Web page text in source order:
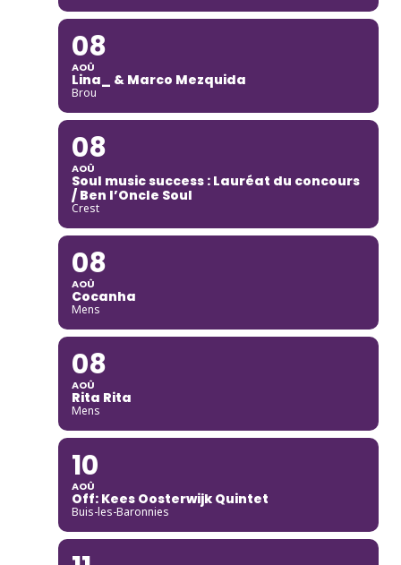
08
AOÛ
Lina_ & Marco Mezquida
Brou
08
AOÛ
Soul music success : Lauréat du concours
/ Ben l’Oncle Soul
Crest
08
AOÛ
Cocanha
Mens
08
AOÛ
Rita Rita
Mens
10
AOÛ
Off: Kees Oosterwijk Quintet
Buis-les-Baronnies